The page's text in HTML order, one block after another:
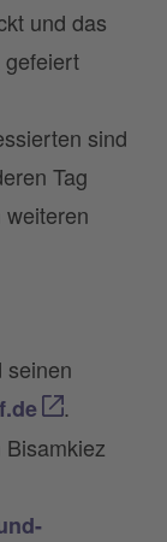
und das
gefeiert
sind
Tag
seinen
.